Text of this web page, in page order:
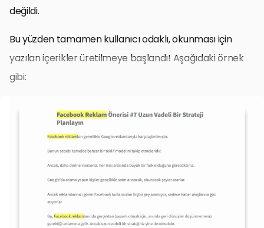
değildi.
Bu yüzden tamamen kullanıcı odaklı, okunması için
yazılan içerikler üretilmeye başlandı! Aşağıdaki örnek
gibi: